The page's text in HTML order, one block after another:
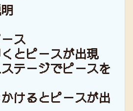
ス
とピースが出現
テージでピースを
けるとピースが出